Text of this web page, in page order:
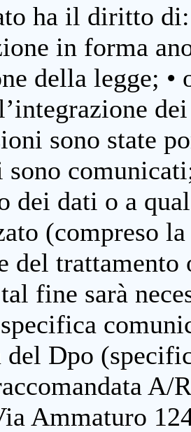
ha il diritto
in forma
della legge; •
sono state
sono
dei dati o a
(compreso
del trattamento
fine sarà
Dpo
Ammaturo